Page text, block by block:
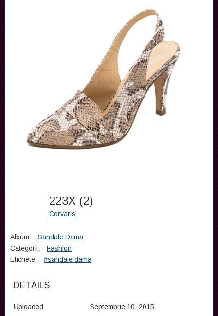
223X (2)
Corvaris
Album:
Sandale Dama
Categorii:
Fashion
Etichete:
#sandale dama
DETAILS
Uploaded Septembrie 10, 2015